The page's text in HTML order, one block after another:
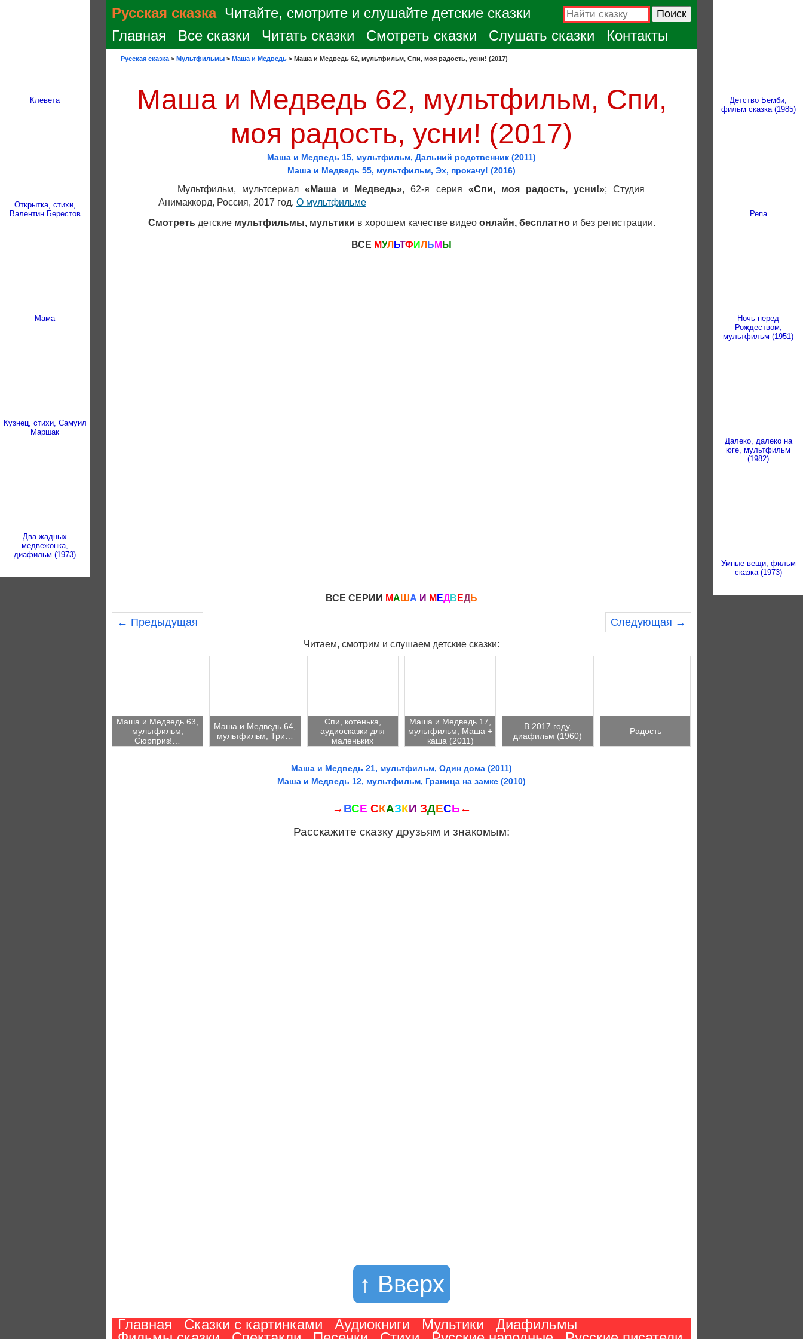
Клевета
Открытка, стихи,
Валентин Берестов
Мама
Кузнец, стихи, Самуил
Маршак
Два жадных
медвежонка,
диафильм (1973)
Детство Бемби,
фильм сказка (1985)
Репа
Ночь перед
Рождеством,
мультфильм (1951)
Далеко, далеко на
юге, мультфильм
(1982)
Умные вещи, фильм
сказка (1973)
Русская сказка Читайте, смотрите и слушайте детские сказки
Главная
Все сказки Читать сказки Смотреть сказки Слушать сказки Контакты
Русская сказка > Мультфильмы > Маша и Медведь > Маша и Медведь 62, мультфильм, Спи, моя радость, усни! (2017)
Маша и Медведь 62, мультфильм, Спи,
моя радость, усни! (2017)
Маша и Медведь 15, мультфильм, Дальний родственник (2011)
Маша и Медведь 55, мультфильм, Эх, прокачу! (2016)
Мультфильм, мультсериал «Маша и Медведь», 62-я серия «Спи, моя радость, усни!»; Студия
Анимаккорд, Россия, 2017 год. О мультфильме
Смотретьдетские мультфильмы, мультики в хорошем качестве видео онлайн, бесплатнои без регистрации.
ВСЕ МУЛ ЬТФ ИЛ Ь М Ы
ВСЕ СЕРИИ МА ША И М ЕДВ ЕДЬ
← Предыдущая Следующая →
Читаем, смотрим и слушаем детские сказки:
Маша и Медведь 63,
мультфильм,
Сюрприз!…
Маша и Медведь 64,
мультфильм, Три…
Спи, котенька,
аудиосказки для
маленьких
Маша и Медведь 17,
мультфильм, Маша +
каша (2011)
В 2017 году,
диафильм (1960)
Радость
Маша и Медведь 21, мультфильм, Один дома (2011)
Маша и Медведь 12, мультфильм, Граница на замке (2010)
→ ВСЕ СКАЗКИ ЗДЕСЬ ←
Расскажите сказку друзьям и знакомым:
↑ Вверх
Главная Сказки с картинками Аудиокниги Мультики
Диафильмы